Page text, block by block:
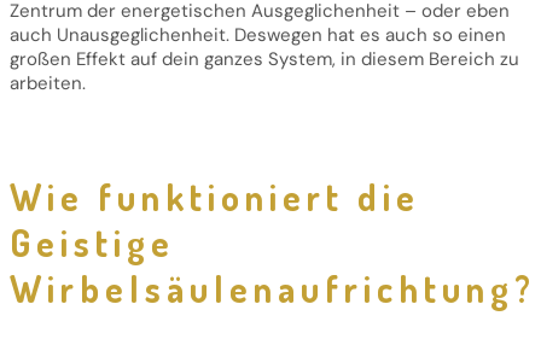
Zentrum der energetischen Ausgeglichenheit – oder eben
auch Unausgeglichenheit. Deswegen hat es auch so einen
großen Effekt auf dein ganzes System, in diesem Bereich zu
arbeiten.
Wie funktioniert die
Geistige
Wirbelsäulenaufrichtung?